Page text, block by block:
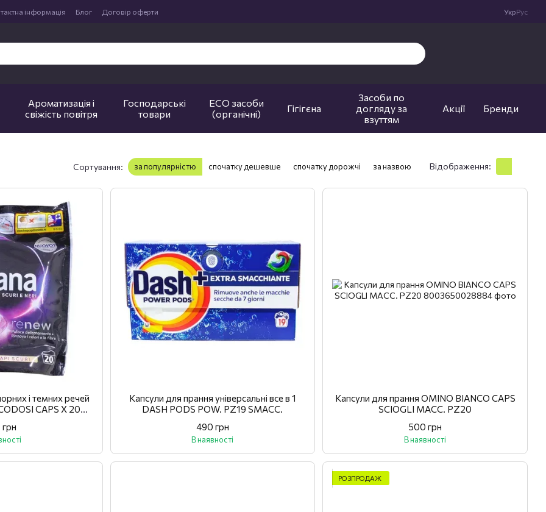
інформація Блог Договір оферти УкрРус
Ароматизація і
свіжість повітря
Господарські
товари
ECO засоби
(органічні)
Гігігєна
Засоби по
догляду за
взуттям
Акції Бренди
Сортування: за популярністю спочатку дешевше спочатку дорожчі за назвою Відображення:
і темних речей
CAPS X 20
Капсули для прання універсальні все в 1
DASH PODS POW. PZ19 SMACC.
490 грн
В наявності
Капсули для прання OMINO BIANCO CAPS
SCIOGLI MACC. PZ20
500 грн
В наявності
РОЗПРОДАЖ